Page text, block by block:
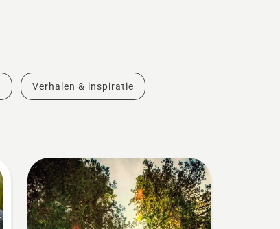
Verhalen & inspiratie